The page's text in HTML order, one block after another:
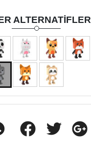
ALTERNATIFLER